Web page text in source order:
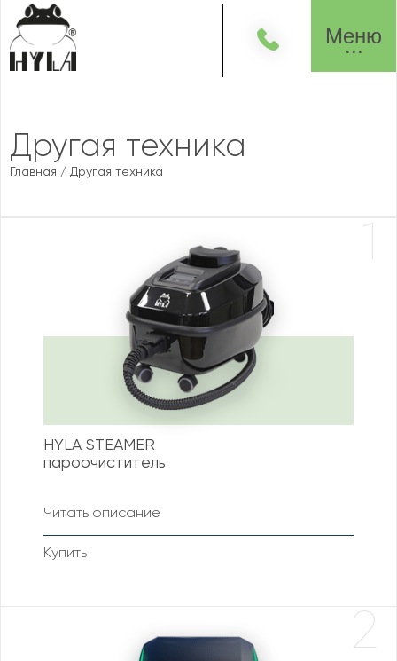
Меню
Другая техника
Главная / Другая техника
1
HYLA STEAMER
пароочиститель
Читать описание
Купить
2